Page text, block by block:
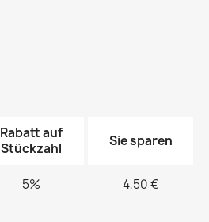
Rabatt auf
Stückzahl
Sie sparen
5% 4,50 €